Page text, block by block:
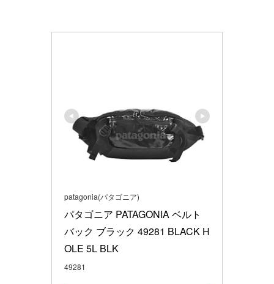
patagonia(パタゴニア)
パタゴニア PATAGONIA ベルト
バック ブラック 49281 BLACK H
OLE 5L BLK
49281